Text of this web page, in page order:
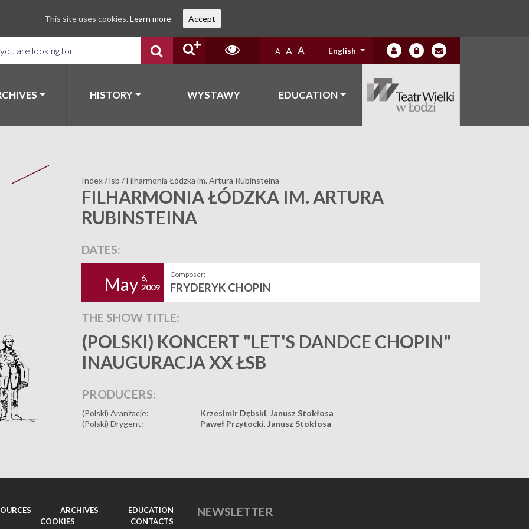
A A A English
HISTORY WYSTAWY EDUCATION
Index/lsb /Filharmonia Łódzka im. Artura Rubinsteina
FILHARMONIA ŁÓDZKA IM. ARTURA
RUBINSTEINA
DATES:
May 6,
2009
Composer:
FRYDERYK CHOPIN
THE SHOW TITLE:
(POLSKI) KONCERT "LET'S DANDCE CHOPIN"
INAUGURACJA XX ŁSB
PRODUCERS:
(Polski) Aranżacje: Krzesimir Dębski,Janusz Stokłosa
(Polski) Drygent:
Paweł Przytocki,Janusz Stokłosa
ARCHIVES
EDUCATION
COOKIES
CONTACTS
NEWSLETTER
This site uses cookies. Learn more Accept